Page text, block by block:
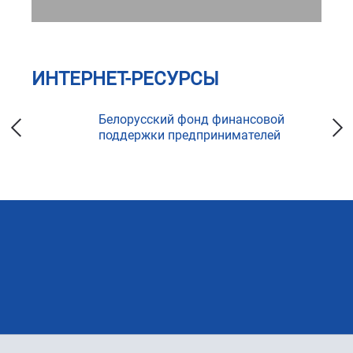
ИНТЕРНЕТ-РЕСУРСЫ
Белорусский фонд финансовой
поддержки предпринимателей